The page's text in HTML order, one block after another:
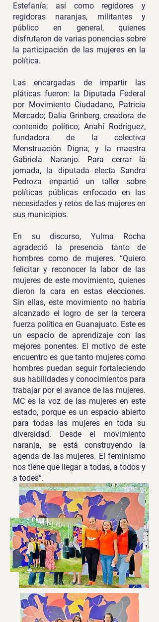
Estefanía; así como regidores y
regidoras naranjas, militantes y
público en general, quienes
disfrutaron de varias ponencias sobre
la participación de las mujeres en la
política.
Las encargadas de impartir las
pláticas fueron: la Diputada Federal
por Movimiento Ciudadano, Patricia
Mercado; Dalia Grinberg, creadora de
contenido político; Anahí Rodríguez,
fundadora de la colectiva
Menstruación Digna; y la maestra
Gabriela Naranjo. Para cerrar la
jornada, la diputada electa Sandra
Pedroza impartió un taller sobre
políticas públicas enfocado en las
necesidades y retos de las mujeres en
sus municipios.
En su discurso, Yulma Rocha
agradeció la presencia tanto de
hombres como de mujeres. “Quiero
felicitar y reconocer la labor de las
mujeres de este movimiento, quienes
dieron la cara en estas elecciones.
Sin ellas, este movimiento no habría
alcanzado el logro de ser la tercera
fuerza política en Guanajuato. Este es
un espacio de aprendizaje con las
mejores ponentes. El motivo de este
encuentro es que tanto mujeres como
hombres puedan seguir fortaleciendo
sus habilidades y conocimientos para
trabajar por el avance de las mujeres.
MC es la voz de las mujeres en este
estado, porque es un espacio abierto
para todas las mujeres en toda su
diversidad. Desde el movimiento
naranja, se está construyendo la
agenda de las mujeres. El feminismo
nos tiene que llegar a todas, a todos y
a todes”.
Galería: